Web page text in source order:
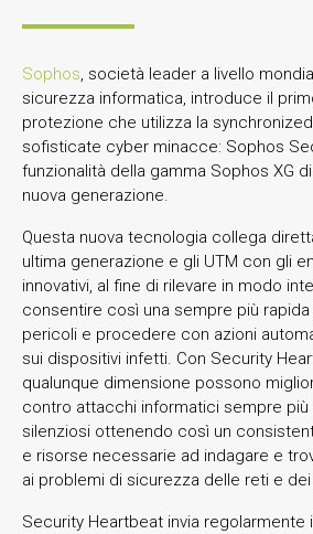
Sophos, società leader a livello
sicurezza informatica, introduce il
protezione che utilizza la
sofisticate cyber minacce: Sophos
funzionalità della gamma Sophos XG
nuova generazione.
Questa nuova tecnologia collega
ultima generazione e gli UTM con gli
innovativi, al fine di rilevare in modo
consentire così una sempre più
pericoli e procedere con azioni
sui dispositivi infetti. Con Security
qualunque dimensione possono
contro attacchi informatici sempre più
silenziosi ottenendo così un
e risorse necessarie ad indagare e
ai problemi di sicurezza delle reti e
Security Heartbeat invia regolarmente